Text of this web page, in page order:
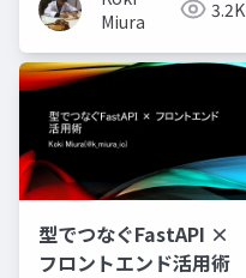
Miura
3.2K
型でつなぐFastAPI ×
フロントエンド活用術